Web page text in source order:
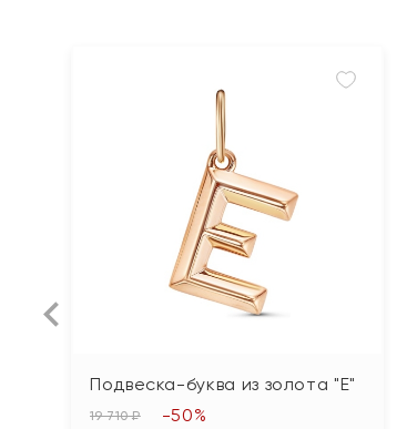
Подвеска-буква из золота "Е"
19 710 ₽ -50%